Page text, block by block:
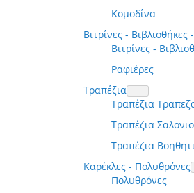
Κομοδίνα
Βιτρίνες - Βιβλιοθήκες
Βιτρίνες -
Ραφιέρες
Τραπέζια
Τραπέζια
Τραπέζια
Τραπέζια
Καρέκλες - Πολυθρόνες
Πολυθρόνες